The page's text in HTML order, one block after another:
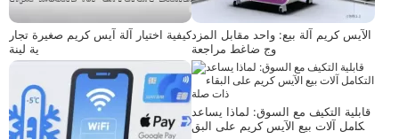
كيفية اختيار آلة آيس كريم صغيرة تجار
ية لينة
الآيس كريم آلة بيع: واحد مقابل المزد
وج ضاغط مراجعة
قابلية التكيف مع السوق: لماذا يساعد
التكامل آلات بيع الآيس كريم على البق